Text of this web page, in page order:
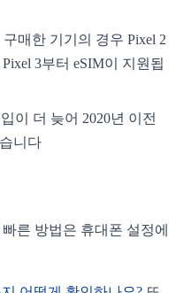
매한 기기의 경우 Pixel 2
3부터 eSIM이 지원됩
이 더 늦어 2020년 이전
니다
른 방법은 휴대폰 설정에